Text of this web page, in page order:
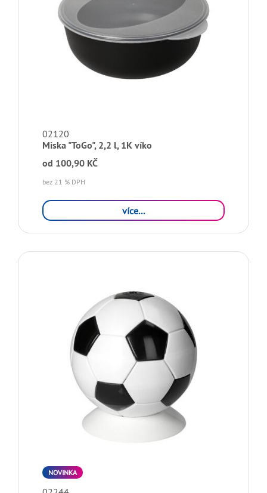
02120
Miska "ToGo", 2,2 l, 1K víko
od 100,90 KČ
bez 21 % DPH
více...
NOVINKA